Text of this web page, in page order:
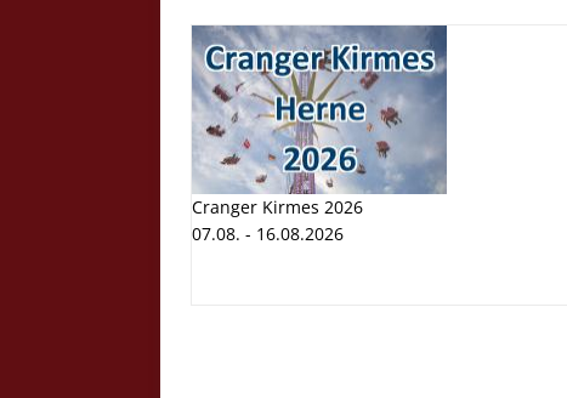
Cranger Kirmes 2026
07.08. - 16.08.2026